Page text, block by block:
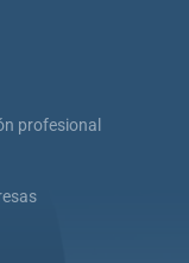
profesional